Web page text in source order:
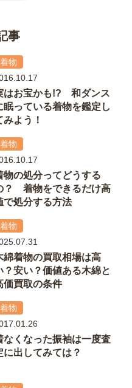
事
着物
はお宝かも!? 和ダンス
眠っている着物を鑑定し
みよう！
着物
物の処分ってどうする
？ 着物をできるだけ高
で処分する方法
着物
綿着物の買取相場は高
？安い？価値ある木綿と
価買取の条件
着物
なくなった振袖は一度査
に出してみては？